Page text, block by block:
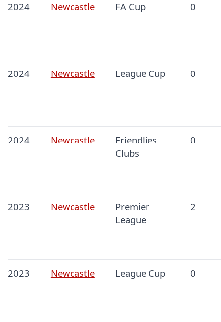
2024 Newcastle FA Cup 0
2024 Newcastle League Cup 0
2024 Newcastle
Friendlies
Clubs
0
2023 Newcastle
Premier
League
2
2023 Newcastle League Cup 0